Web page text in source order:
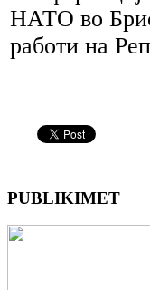
НАТО во
работи на
PUBLIKIMET